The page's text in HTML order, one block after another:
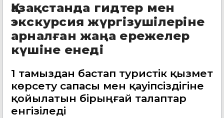
Қазақстанда гидтер мен
экскурсия жүргізушілеріне
арналған жаңа ережелер
күшіне енеді
1 тамыздан бастап туристік қызмет
көрсету сапасы мен қауіпсіздігіне
қойылатын бірыңғай талаптар
енгізіледі